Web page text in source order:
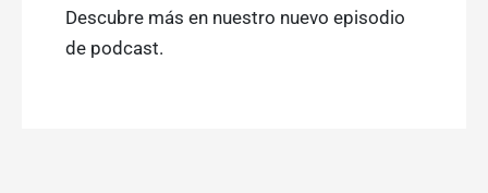
Descubre más en nuestro nuevo episodio
de podcast.